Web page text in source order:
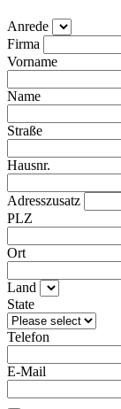
Anrede
Firma
Vorname
Name
Straße
Hausnr.
Adresszusatz
PLZ
Ort
Land
State
Telefon
E-Mail